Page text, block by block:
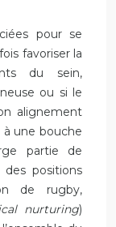
pour se
favoriser la
du sein,
ou si le
alignement
à une bouche
partie de
positions
de rugby,
nurturing)